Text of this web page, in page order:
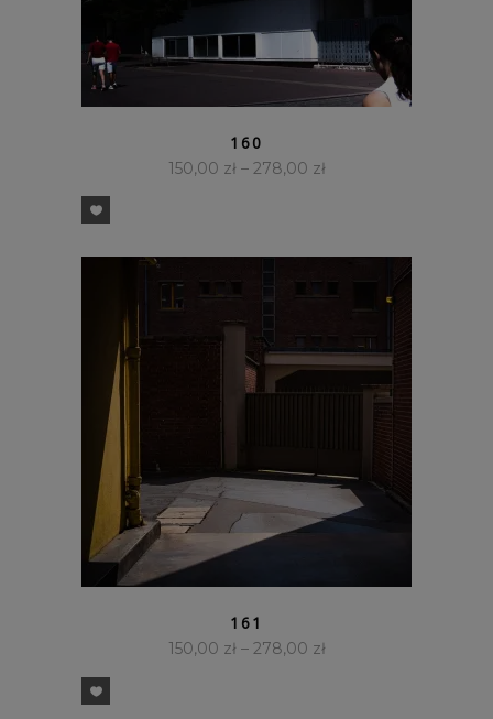
160
150,00 zł – 278,00 zł
161
150,00 zł – 278,00 zł